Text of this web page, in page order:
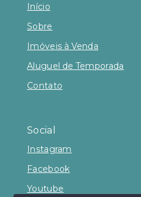
Início
Sobre
Imóveis à Venda
Aluguel de Temporada
Contato
Social
Instagram
Facebook
Youtube